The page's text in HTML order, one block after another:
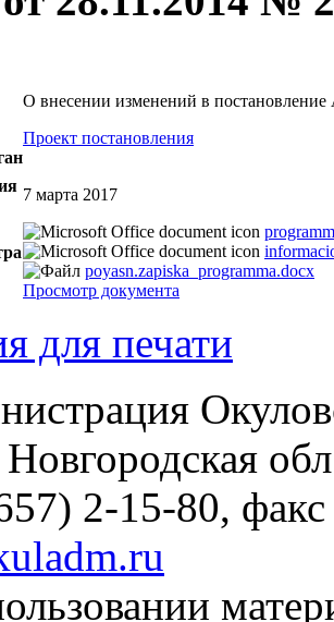
О внесении изменений в
Проект постановления
7 марта 2017
poyasn.zapiska_programma.docx
Просмотр документа
для печати
2-15-80,